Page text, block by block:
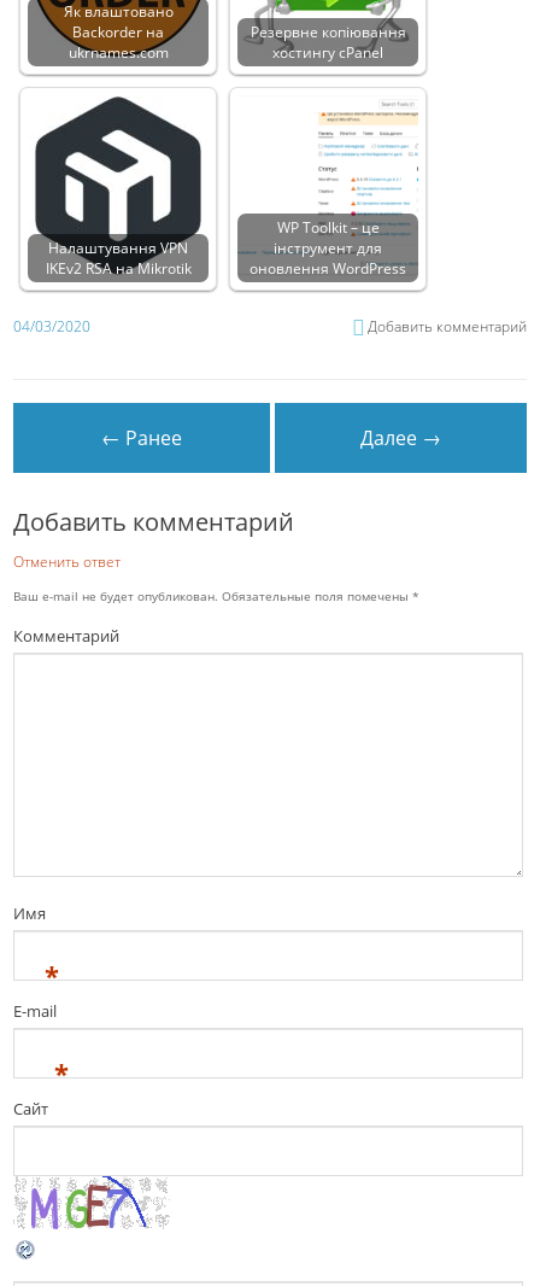
Як влаштовано
Backorder на
ukrnames.com
Резервне копіювання
хостингу cPanel
Налаштування VPN
IKEv2 RSA на Mikrotik
WP Toolkit – це
інструмент для
оновлення WordPress
04/03/2020 Добавить комментарий
← Ранее Далее →
Добавить комментарий
Отменить ответ
Ваш e-mail не будет опубликован. Обязательные поля помечены*
Комментарий
Имя
*
E-mail
*
Сайт